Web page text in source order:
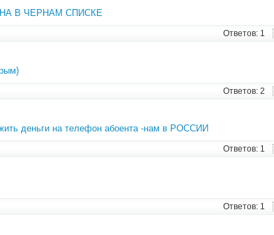
В ЧЕРНАМ СПИСКЕ
Ответов: 1
Ответов: 2
деньги на телефон абоента -нам в РОССИИ
Ответов: 1
Ответов: 1